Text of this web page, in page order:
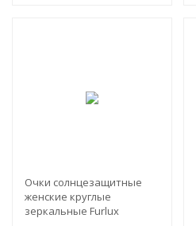
Очки солнцезащитные
женские круглые
зеркальные Furlux